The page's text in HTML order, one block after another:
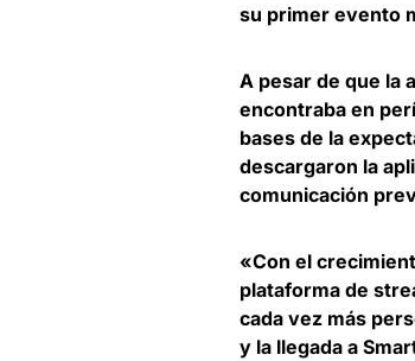
su primer evento
A pesar de que la
encontraba en
bases de la
descargaron la
comunicación
«Con el
plataforma de
cada vez más
y la llegada a